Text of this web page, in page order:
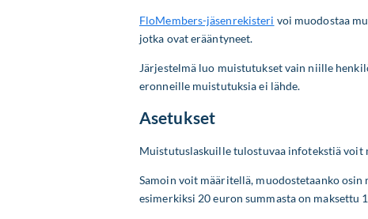
FloMembers-jäsenrekisteri voi muodostaa
jotka ovat erääntyneet.
Järjestelmä luo muistutukset vain niille
eronneille muistutuksia ei lähde.
Asetukset
Muistutuslaskuille tulostuvaa infotekstiä voit
Samoin voit määritellä, muodostetaanko
esimerkiksi 20 euron summasta on maksettu